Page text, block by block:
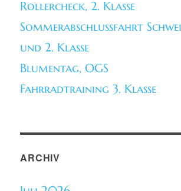
Rollercheck, 2. Klasse
Sommerabschlussfahrt
und 2. Klasse
Blumentag, OGS
Fahrradtraining 3. Klasse
ARCHIV